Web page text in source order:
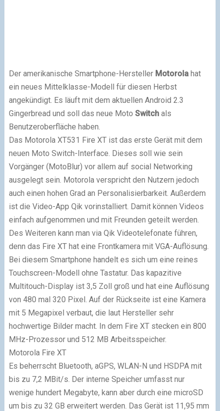
Der amerikanische Smartphone-Hersteller Motorolahat
ein neues Mittelklasse-Modell für diesen Herbst
angekündigt. Es läuft mit dem aktuellen Android 2.3
Gingerbread und soll das neue Moto Switchals
Benutzeroberfläche haben.
Das Motorola XT531 Fire XT ist das erste Gerät mit dem
neuen Moto Switch-Interface. Dieses soll wie sein
Vorgänger (MotoBlur) vor allem auf social Networking
ausgelegt sein. Motorola verspricht den Nutzern jedoch
auch einen hohen Grad an Personalisierbarkeit. Außerdem
ist die Video-App Qik vorinstalliert. Damit können Videos
einfach aufgenommen und mit Freunden geteilt werden.
Des Weiteren kann man via Qik Videotelefonate führen,
denn das Fire XT hat eine Frontkamera mit VGA-Auflösung.
Bei diesem Smartphone handelt es sich um eine reines
Touchscreen-Modell ohne Tastatur. Das kapazitive
Multitouch-Display ist 3,5 Zoll groß und hat eine Auflösung
von 480 mal 320 Pixel. Auf der Rückseite ist eine Kamera
mit 5 Megapixel verbaut, die laut Hersteller sehr
hochwertige Bilder macht. In dem Fire XT stecken ein 800
MHz-Prozessor und 512 MB Arbeitsspeicher.
Motorola Fire XT
Es beherrscht Bluetooth, aGPS, WLAN-N und HSDPA mit
bis zu 7,2 MBit/s. Der interne Speicher umfasst nur
wenige hundert Megabyte, kann aber durch eine microSD
um bis zu 32 GB erweitert werden. Das Gerät ist 11,95 mm